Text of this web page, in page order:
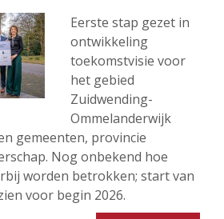
Eerste stap gezet in
ontwikkeling
toekomstvisie voor
het gebied
Zuidwending-
Ommelanderwijk
gemeenten, provincie
Nog onbekend hoe
worden betrokken; start van
voor begin 2026.